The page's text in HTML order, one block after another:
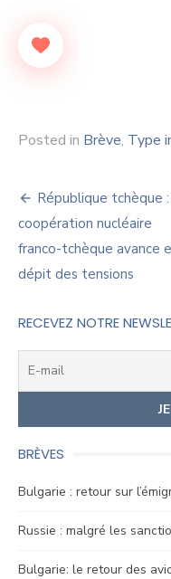
Posted in Brève, Type
Navigation
de
l’article
République tchèque
coopération nucléaire
franco-tchèque avance
dépit des tensions
RECEVEZ NOTRE
BRÈVES
Bulgarie : retour sur
Russie : malgré les
Bulgarie: le retour des